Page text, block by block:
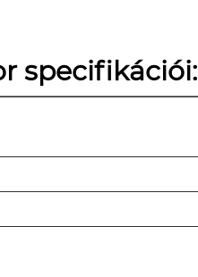
specifikációi: